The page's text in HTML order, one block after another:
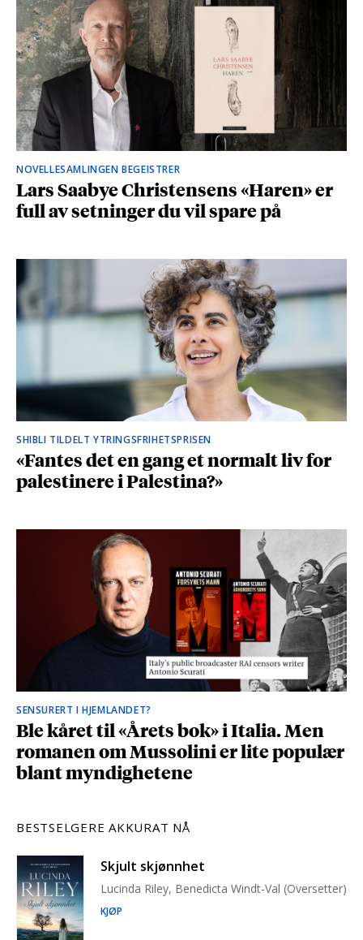
NOVELLESAMLINGEN BEGEISTRER
Lars Saabye Christensens «Haren» er
full av setninger du vil spare på
SHIBLI TILDELT YTRINGSFRIHETSPRISEN
«Fantes det en gang et normalt liv for
palestinere i Palestina?»
SENSURERT I HJEMLANDET?
Ble kåret til «Årets bok» i Italia. Men
romanen om Mussolini er lite populær
blant myndighetene
BESTSELGERE AKKURAT NÅ
Skjult skjønnhet
Lucinda Riley, Benedicta Windt-Val (Oversetter)
KJØP